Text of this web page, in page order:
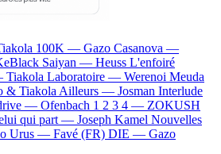
100K — Gazo Casanova —
Saiyan — Heuss L'enfoiré
Tiakola Laboratoire — Werenoi Meuda
& Tiakola Ailleurs — Josman Interlude
— Ofenbach 1 2 3 4 — ZOKUSH
qui part — Joseph Kamel Nouvelles
Urus — Favé (FR) DIE — Gazo